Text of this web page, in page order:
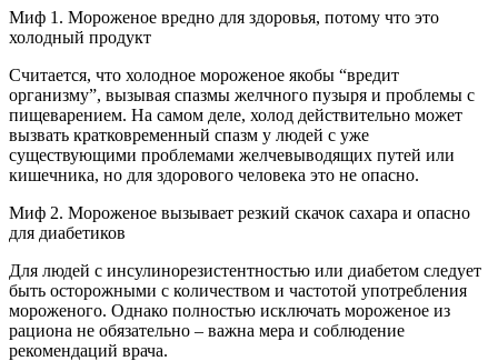
Миф 1. Мороженое вредно для здоровья, потому что это
холодный продукт
Считается, что холодное мороженое якобы “вредит
организму”, вызывая спазмы желчного пузыря и проблемы с
пищеварением. На самом деле, холод действительно может
вызвать кратковременный спазм у людей с уже
существующими проблемами желчевыводящих путей или
кишечника, но для здорового человека это не опасно.
Миф 2. Мороженое вызывает резкий скачок сахара и опасно
для диабетиков
Для людей с инсулинорезистентностью или диабетом следует
быть осторожными с количеством и частотой употребления
мороженого. Однако полностью исключать мороженое из
рациона не обязательно – важна мера и соблюдение
рекомендаций врача.